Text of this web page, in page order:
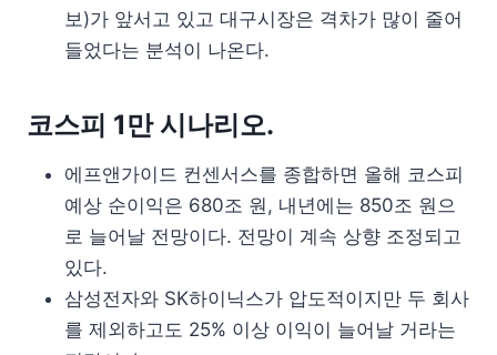
보)가 앞서고 있고 대구시장은 격차가 많이 줄어
들었다는 분석이 나온다.
코스피 1만 시나리오.
에프앤가이드 컨센서스를 종합하면 올해 코스피
예상 순이익은 680조 원, 내년에는 850조 원으
로 늘어날 전망이다. 전망이 계속 상향 조정되고
있다.
삼성전자와 SK하이닉스가 압도적이지만 두 회사
를 제외하고도 25% 이상 이익이 늘어날 거라는